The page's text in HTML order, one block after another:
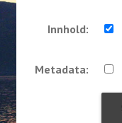
Innhold:
Metadata: